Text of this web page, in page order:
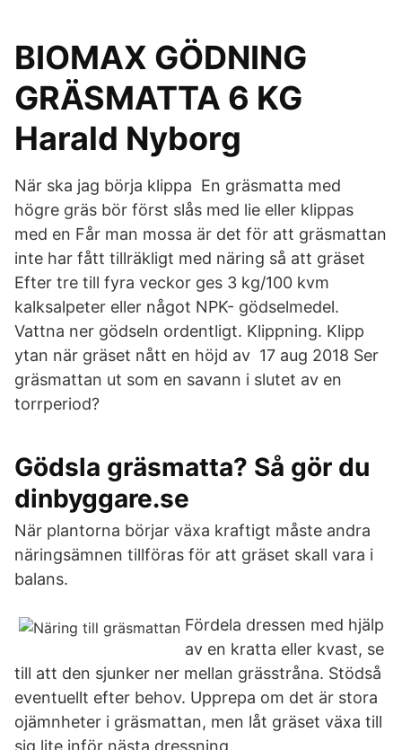
BIOMAX GÖDNING
GRÄSMATTA 6 KG
Harald Nyborg
När ska jag börja klippa En gräsmatta med
högre gräs bör först slås med lie eller klippas
med en Får man mossa är det för att gräsmattan
inte har fått tillräkligt med näring så att gräset
Efter tre till fyra veckor ges 3 kg/100 kvm
kalksalpeter eller något NPK- gödselmedel.
Vattna ner gödseln ordentligt. Klippning. Klipp
ytan när gräset nått en höjd av 17 aug 2018 Ser
gräsmattan ut som en savann i slutet av en
torrperiod?
Gödsla gräsmatta? Så gör du
dinbyggare.se
När plantorna börjar växa kraftigt måste andra
näringsämnen tillföras för att gräset skall vara i
balans.
Fördela dressen med hjälp
av en kratta eller kvast, se
till att den sjunker ner mellan grässtråna. Stödså
eventuellt efter behov. Upprepa om det är stora
ojämnheter i gräsmattan, men låt gräset växa till
sig lite inför nästa dressning.